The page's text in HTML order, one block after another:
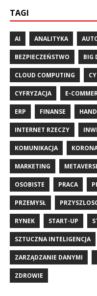
TAGI
AI ANALITYKA
BEZPIECZEŃSTWO BIG
CLOUD COMPUTING
CYFRYZACJA E-
ERP FINANSE
INTERNET RZECZY
KOMUNIKACJA
MARKETING
OSOBISTE PRACA
PRZEMYSŁ
RYNEK START-UP
SZTUCZNA INTELIGENCJA
ZARZĄDZANIE DANYMI
ZDROWIE